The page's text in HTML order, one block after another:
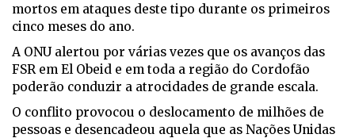
mortos em ataques deste tipo durante os primeiros
cinco meses do ano.
A ONU alertou por várias vezes que os avanços das
FSR em El Obeid e em toda a região do Cordofão
poderão conduzir a atrocidades de grande escala.
O conflito provocou o deslocamento de milhões de
pessoas e desencadeou aquela que as Nações Unidas